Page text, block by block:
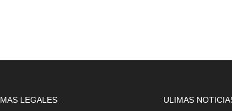
LEGALES ULIMAS